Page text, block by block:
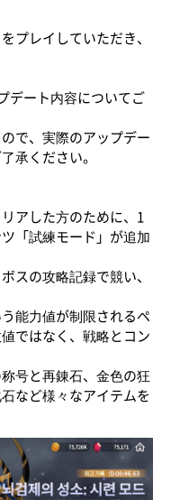
プレイしていただき、
デート内容についてご
で、実際のアップデー
承ください。
アした方のために、1
「試練モード」が追加
スの攻略記録で競い、
能力値が制限されるペ
ではなく、戦略とコン
号と再錬石、金色の狂
など様々なアイテムを